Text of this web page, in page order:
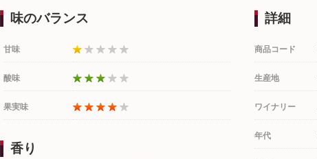
詳細
商品コード
生産地
ワイナリー
年代
味のバランス
甘味
酸味
果実味
香り